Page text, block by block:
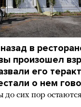
в
произошел
его
о нем
сих пор